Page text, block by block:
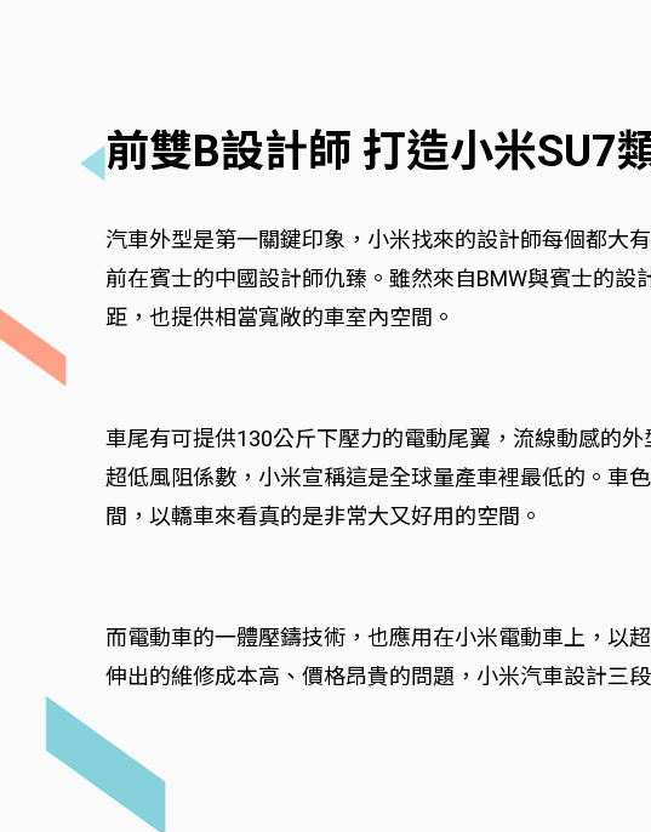
前雙B設計師 打造小米SU7
汽車外型是第一關鍵印象，小米找來的設計師每個都大
前在賓士的中國設計師仇臻。雖然來自BMW與賓士的
距，也提供相當寬敞的車室內空間。
車尾有可提供130公斤下壓力的電動尾翼，流線動感的
超低風阻係數，小米宣稱這是全球量產車裡最低的。車
間，以轎車來看真的是非常大又好用的空間。
而電動車的一體壓鑄技術，也應用在小米電動車上，以
伸出的維修成本高、價格昂貴的問題，小米汽車設計三